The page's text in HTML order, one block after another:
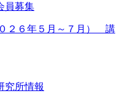
員募集
２６年５月～７月） 講
究所情報